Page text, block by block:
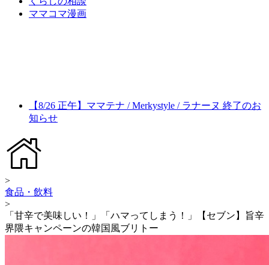
ママコマ漫画
【8/26 正午】ママテナ / Merkystyle / ラナーヌ 終了のお
知らせ
>
食品・飲料
>
「甘辛で美味しい！」「ハマってしまう！」【セブン】旨辛
界隈キャンペーンの韓国風ブリトー